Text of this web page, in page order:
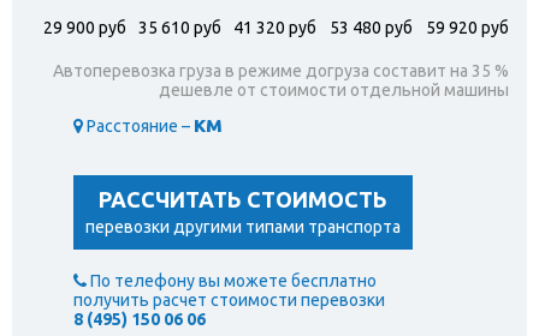
29 900 руб 35 610 руб 41 320 руб 53 480 руб 59 920 руб
Автоперевозка груза в режиме догруза составит на 35 %
дешевле от стоимости отдельной машины
Расстояние – км
РАССЧИТАТЬ СТОИМОСТЬ
перевозки другими типами транспорта
По телефону вы можете бесплатно
получить расчет стоимости перевозки
8 (495) 150 06 06